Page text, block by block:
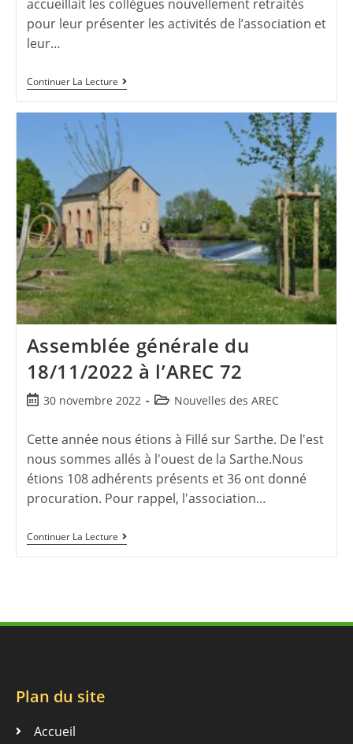
accueillait les collègues nouvellement retraités
pour leur présenter les activités de l’association et
leur…
Continuer La Lecture
Assemblée générale du
18/11/2022 à l’AREC 72
30 novembre 2022 Nouvelles des AREC
Cette année nous étions à Fillé sur Sarthe. De l'est
nous sommes allés à l'ouest de la Sarthe.Nous
étions 108 adhérents présents et 36 ont donné
procuration. Pour rappel, l'association…
Continuer La Lecture
Plan du site
Accueil